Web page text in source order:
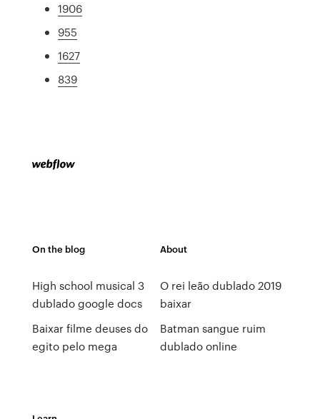
1906
955
1627
839
On the blog
High school musical 3
dublado google docs
Baixar filme deuses do
egito pelo mega
About
O rei leão dublado 2019
baixar
Batman sangue ruim
dublado online